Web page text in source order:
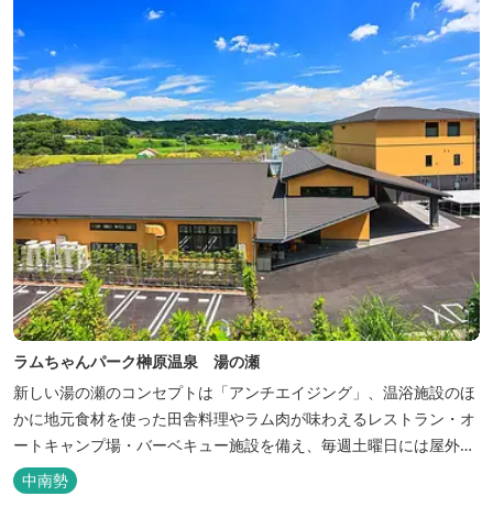
ラムちゃんパーク榊原温泉 湯の瀬
新しい湯の瀬のコンセプトは「アンチエイジング」、温浴施設のほ
かに地元食材を使った田舎料理やラム肉が味わえるレストラン・オ
ートキャンプ場・バーベキュー施設を備え、毎週土曜日には屋外に
「湯の瀬市場」を設け、新鮮野菜の販売が行われています。 また、
観光旅行が困難な障がい者や介助が必要な高齢者の利用に特化した
中南勢